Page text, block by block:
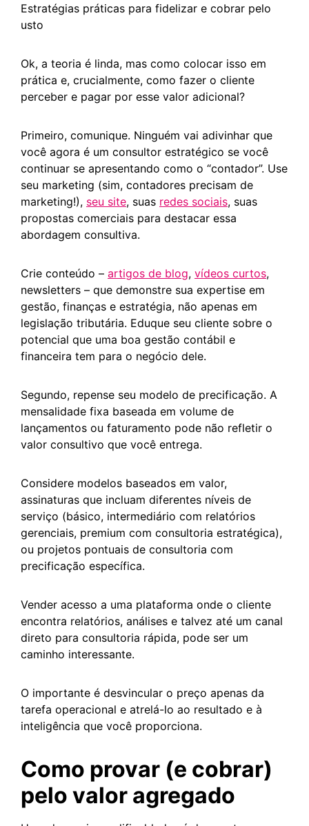
Estratégias práticas para fidelizar e cobrar pelo
usto
Ok, a teoria é linda, mas como colocar isso em
prática e, crucialmente, como fazer o cliente
perceber e pagar por esse valor adicional?
Primeiro, comunique. Ninguém vai adivinhar que
você agora é um consultor estratégico se você
continuar se apresentando como o “contador”. Use
seu marketing (sim, contadores precisam de
marketing!), seu site, suas redes sociais, suas
propostas comerciais para destacar essa
abordagem consultiva.
Crie conteúdo – artigos de blog, vídeos curtos,
newsletters – que demonstre sua expertise em
gestão, finanças e estratégia, não apenas em
legislação tributária. Eduque seu cliente sobre o
potencial que uma boa gestão contábil e
financeira tem para o negócio dele.
Segundo, repense seu modelo de precificação. A
mensalidade fixa baseada em volume de
lançamentos ou faturamento pode não refletir o
valor consultivo que você entrega.
Considere modelos baseados em valor,
assinaturas que incluam diferentes níveis de
serviço (básico, intermediário com relatórios
gerenciais, premium com consultoria estratégica),
ou projetos pontuais de consultoria com
precificação específica.
Vender acesso a uma plataforma onde o cliente
encontra relatórios, análises e talvez até um canal
direto para consultoria rápida, pode ser um
caminho interessante.
O importante é desvincular o preço apenas da
tarefa operacional e atrelá-lo ao resultado e à
inteligência que você proporciona.
Como provar (e cobrar)
pelo valor agregado